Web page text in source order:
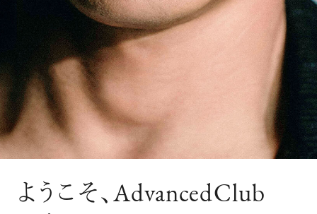
みいただけます。
登録は無料です。
一緒に『AdvancedTime』を楽しみましょう！
会員登録をする
ようこそ、AdvancedClub